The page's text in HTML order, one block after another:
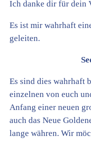
Ich danke dir für dein
Es ist mir wahrhaft
geleiten.
Es sind dies wahrhaft
einzelnen von euch
Anfang einer neuen
auch das Neue
lange währen. Wir